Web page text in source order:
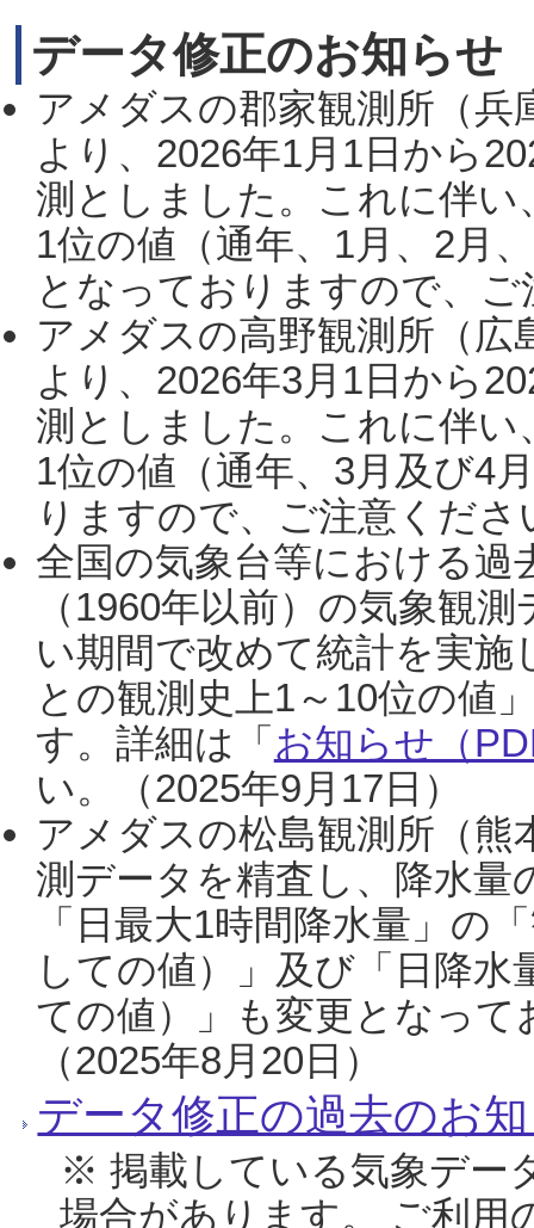
データ修正のお知らせ
アメダスの郡家観測所（
より、2026年1月1日から
測としました。これに伴い
1位の値（通年、1月、2月
となっておりますので、
アメダスの高野観測所（
より、2026年3月1日から
測としました。これに伴い
1位の値（通年、3月及び4
りますので、ご注意くだ
全国の気象台等における過
（1960年以前）の気象観
い期間で改めて統計を実
との観測史上1～10位の値
す。詳細は「 お知らせ（
い。（2025年9月17日）
アメダスの松島観測所（熊
測データを精査し、降水
「日最大1時間降水量」の
しての値）」及び「日降
ての値）」も変更となっ
（2025年8月20日）
データ修正の過去のお
※ 掲載している気象デー
場合があります。 ご利用